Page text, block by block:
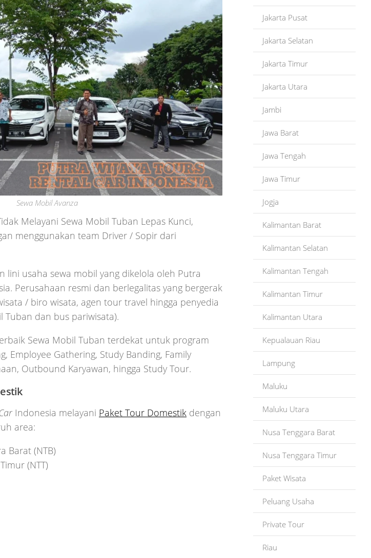
Sewa Mobil Avanza
Melayani Sewa Mobil Tuban Lepas Kunci,
menggunakan team Driver / Sopir dari
lini usaha sewa mobil yang dikelola oleh Putra
Perusahaan resmi dan berlegalitas yang bergerak
/ biro wisata, agen tour travel hingga penyedia
Tuban dan bus pariwisata).
Sewa Mobil Tuban terdekat untuk program
Employee Gathering, Study Banding, Family
Outbound Karyawan, hingga Study Tour.
Indonesia melayani Paket Tour Domestik dengan
area:
Barat (NTB)
(NTT)
Jakarta Pusat
Jakarta Selatan
Jakarta Timur
Jakarta Utara
Jambi
Jawa Barat
Jawa Tengah
Jawa Timur
Jogja
Kalimantan Barat
Kalimantan Selatan
Kalimantan Tengah
Kalimantan Timur
Kalimantan Utara
Kepualauan Riau
Lampung
Maluku
Maluku Utara
Nusa Tenggara Barat
Nusa Tenggara Timur
Paket Wisata
Peluang Usaha
Private Tour
Riau